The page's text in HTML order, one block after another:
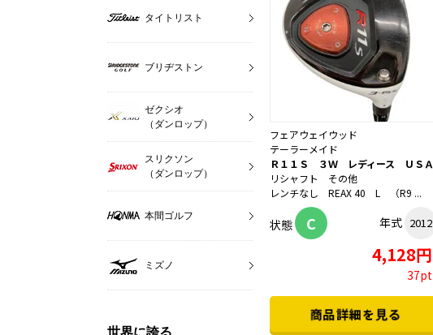
フェアウェイウッド
テーラーメイド
Ｒ１１Ｓ ３Ｗ レディース ＵＳＡ
リシャフト その他
レンチなし REAX 40 L （R9 ...
状態 C 年式 2012
4,128円
37pt
タイトリスト
ブリヂストン
ゼクシオ
（ダンロップ）
スリクソン
（ダンロップ）
本間ゴルフ
ミズノ
世界に誇る